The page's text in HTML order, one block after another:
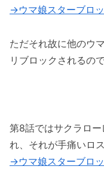
→ウマ娘スターブロ
ただそれ故に他のウ
リブロックされるので
第8話ではサクラロ
れ、それが手痛いロ
→ウマ娘スターブロ